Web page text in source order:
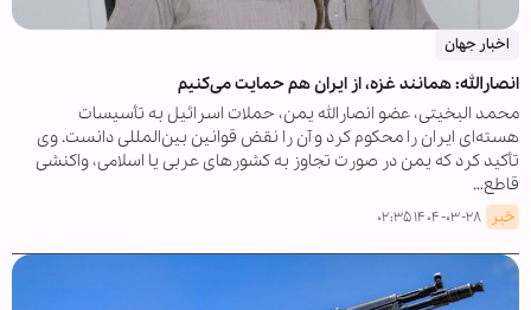
اخبار جهان
انصارالله: همانند غزه، از ایران هم حمایت می‌کنیم
محمد البخیتی، عضو انصارالله یمن، حملات اسرائیل به تأسیسات
هسته‌ای ایران را محکوم کرد و آن را نقض قوانین بین‌المللی دانست. وی
تأکید کرد که یمن در صورت تجاوز به کشورهای عربی یا اسلامی، واکنشی
قاطع…
خبر ۱۴۰۴-۰۳-۲۸ ۰۲:۳۵